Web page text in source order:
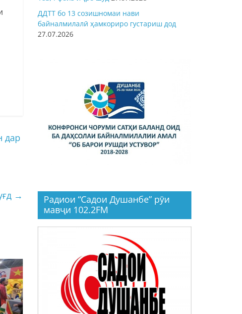
дар
→
ДДТТ бо 13 созишномаи нави
байналмилалӣ ҳамкориро густариш дод
27.07.2026
Радиои “Садои Душанбе” рӯи
мавҷи 102.2FM